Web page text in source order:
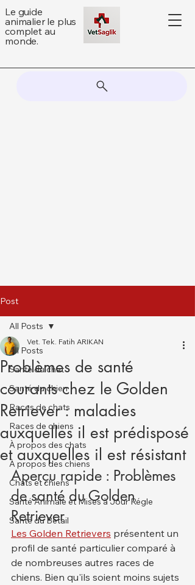
Le guide
animalier le plus
complet au
monde.
Post
All Posts
Santé du chat
Santé du chien
Races de chats
Races de chiens
À propos des chats
À propos des chiens
Chats et chiens
Santé Animale et Mises à Jour Régle
Santé du Bétail
All Posts
Problèmes de santé
courants chez le Golden
Retriever : maladies
auxquelles il est prédisposé
et auxquelles il est résistant
Vet. Tek. Fatih ARIKAN
Aperçu rapide : Problèmes
de santé du Golden
Retriever
Les Golden Retrievers présentent un
profil de santé particulier comparé à
de nombreuses autres races de
chiens. Bien qu'ils soient moins sujets